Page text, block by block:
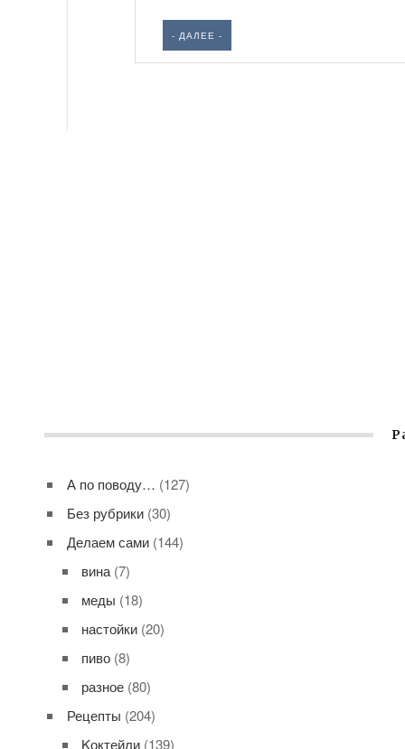
- ДАЛЕЕ -
А по поводу… (127)
Без рубрики (30)
Делаем сами (144)
вина (7)
меды (18)
настойки (20)
пиво (8)
разное (80)
Рецепты (204)
Kоктейли (139)